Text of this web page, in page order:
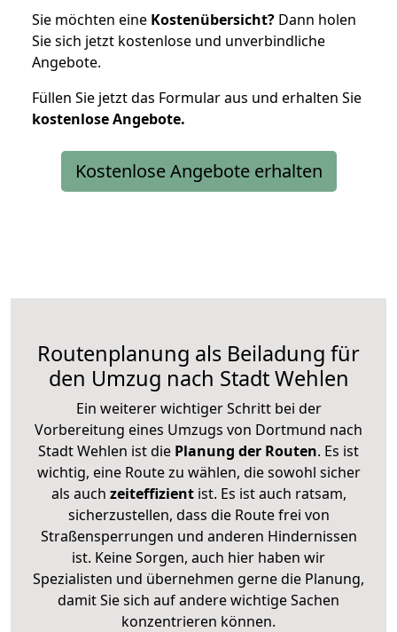
Sie möchten eine Kostenübersicht? Dann holen
Sie sich jetzt kostenlose und unverbindliche
Angebote.
Füllen Sie jetzt das Formular aus und erhalten Sie
kostenloseAngebote.
Kostenlose Angebote erhalten
Routenplanung als Beiladung für
den Umzug nach Stadt Wehlen
Ein weiterer wichtiger Schritt bei der
Vorbereitung eines Umzugs von Dortmund nach
Stadt Wehlen ist die Planung der Routen. Es ist
wichtig, eine Route zu wählen, die sowohl sicher
als auch zeiteffizientist. Es ist auch ratsam,
sicherzustellen, dass die Route frei von
Straßensperrungen und anderen Hindernissen
ist. Keine Sorgen, auch hier haben wir
Spezialisten und übernehmen gerne die Planung,
damit Sie sich auf andere wichtige Sachen
konzentrieren können.